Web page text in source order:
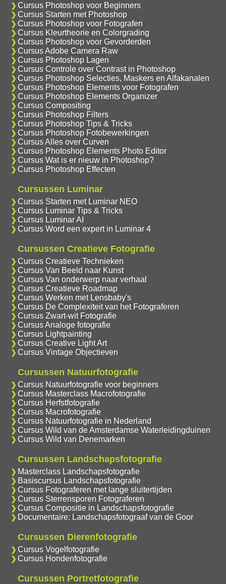
Cursus Photoshop voor Beginners
Cursus Starten met Photoshop
Cursus Photoshop voor Fotografen
Cursus Kleurtheorie en Colorgrading
Cursus Photoshop voor Gevorderden
Cursus Adobe Camera Raw
Cursus Photoshop Lagen
Cursus Controle over Contrast in Photoshop
Cursus Photoshop Selecties, Maskers en Alfakanalen
Cursus Photoshop Elements voor Fotografen
Cursus Photoshop Elements Organizer
Cursus Compositing
Cursus Photoshop Filters
Cursus Photoshop Tips & Tricks
Cursus Photoshop Fotobewerkingen
Cursus Alles over Curven
Cursus Photoshop Elements Photo Editor
Cursus Wat is er nieuw in Photoshop?
Cursus Photoshop Effecten
Cursussen Luminar
Cursus Starten met Luminar NEO
Cursus Luminar Tips & Tricks
Cursus Luminar AI
Cursus Word een expert in Luminar 4
Cursussen Creatieve Fotografie
Cursus Creatieve Technieken
Cursus Van Beeld naar Kunst
Cursus Van onderwerp naar verhaal
Cursus Creatieve Roadmap
Cursus Werken met Lensbaby's
Cursus De Complexiteit van het Fotograferen
Cursus Zwart-wit Fotografie
Cursus Analoge fotografie
Cursus Lightpainting
Cursus Creative Light Art
Cursus Vintage Objectieven
Cursussen Natuurfotografie
Cursus Natuurfotografie voor beginners
Cursus Masterclass Macrofotografie
Cursus Herfstfotografie
Cursus Macrofotografie
Cursus Natuurfotografie in Nederland
Cursus Wild van de Amsterdamse Waterleidingduinen
Cursus Wild van Denemarken
Cursussen Landschapsfotografie
Masterclass Landschapsfotografie
Basiscursus Landschapsfotografie
Cursus Fotograferen met lange sluitertijden
Cursus Sterrensporen Fotograferen
Cursus Compositie in Landschapsfotografie
Documentaire: Landschapsfotograaf van de Goor
Cursussen Dierenfotografie
Cursus Vogelfotografie
Cursus Hondenfotografie
Cursussen Portretfotografie